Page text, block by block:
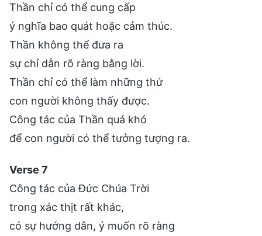
Thần chỉ có thể cung cấp
ý nghĩa bao quát hoặc cảm thúc.
Thần không thể đưa ra
sự chỉ dẫn rõ ràng bằng lời.
Thần chỉ có thể làm những thứ
con người không thấy được.
Công tác của Thần quá khó
để con người có thể tưởng tượng ra.
Verse 7
Công tác của Đức Chúa Trời
trong xác thịt rất khác,
có sự hướng dẫn, ý muốn rõ ràng